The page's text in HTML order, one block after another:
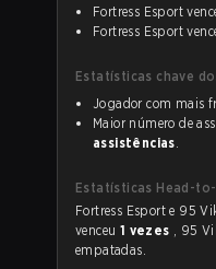
Fortress Esport
Fortress Esport
Estatísticas chave
Jogador com mais
Maior número de
assistências.
Estatísticas Head-
venceu 1 vezes , 95
empatadas.